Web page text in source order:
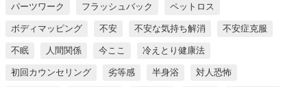
パーツワーク フラッシュバック ペットロス
ボディマッピング 不安 不安な気持ち解消 不安症克服
不眠 人間関係 今ここ 冷えとり健康法
初回カウンセリング 劣等感 半身浴 対人恐怖